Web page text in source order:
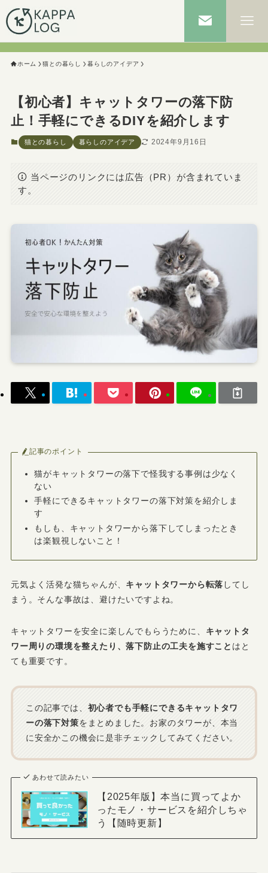
ホーム 猫との暮らし 暮らしのアイデア
【初心者】キャットタワーの落下防
止！手軽にできるDIYを紹介します
猫との暮らし 暮らしのアイデア 2024年9月16日
当ページのリンクには広告（PR）が含まれていま
す。
記事のポイント
猫がキャットタワーの落下で怪我する事例は少なく
ない
手軽にできるキャットタワーの落下対策を紹介しま
す
もしも、キャットタワーから落下してしまったとき
は楽観視しないこと！
元気よく活発な猫ちゃんが、 キャットタワーから転落 してし
まう。そんな事故は、避けたいですよね。
キャットタワーを安全に楽しんでもらうために、 キャットタ
ワー周りの環境を整えたり、落下防止の工夫を施すこと はと
ても重要です。
この記事では、 初心者でも手軽にできるキャットタワ
ーの落下対策をまとめました。お家のタワーが、本当
に安全かこの機会に是非チェックしてみてください。
あわせて読みたい
【2025年版】本当に買ってよか
ったモノ・サービスを紹介しちゃ
う【随時更新】